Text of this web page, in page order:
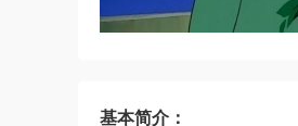
基本简介：